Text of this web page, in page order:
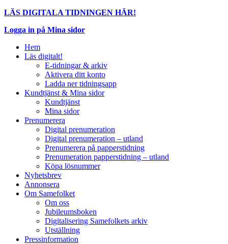
LÄS DIGITALA TIDNINGEN HÄR!
Logga in på Mina sidor
Hem
Läs digitalt!
E-tidningar & arkiv
Aktivera ditt konto
Ladda ner tidningsapp
Kundtjänst & Mina sidor
Kundtjänst
Mina sidor
Prenumerera
Digital prenumeration
Digital prenumeration – utland
Prenumerera på papperstidning
Prenumeration papperstidning – utland
Köpa lösnummer
Nyhetsbrev
Annonsera
Om Samefolket
Om oss
Jubileumsboken
Digitalisering Samefolkets arkiv
Utställning
Pressinformation